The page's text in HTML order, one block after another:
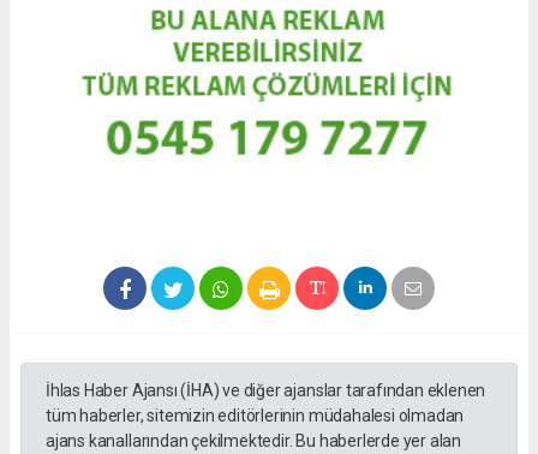
İhlas Haber Ajansı (İHA) ve diğer ajanslar tarafından eklenen
tüm haberler, sitemizin editörlerinin müdahalesi olmadan
ajans kanallarından çekilmektedir. Bu haberlerde yer alan